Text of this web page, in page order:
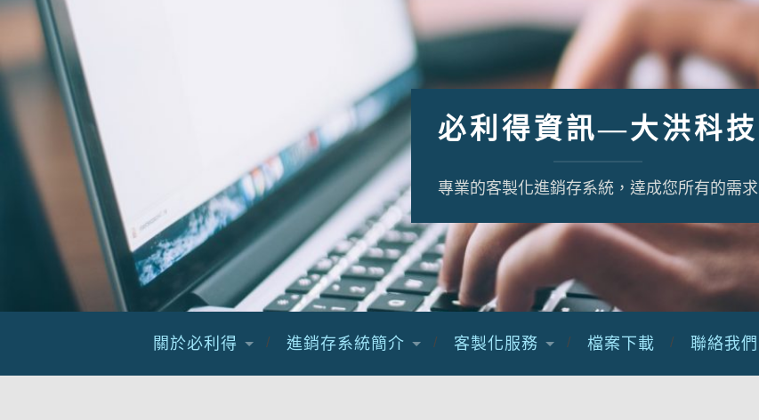
必利得資訊—大洪科技
專業的客製化進銷存系統，達成您所有的需求
關於必利得 進銷存系統簡介 客製化服務 檔案下載 聯絡我們